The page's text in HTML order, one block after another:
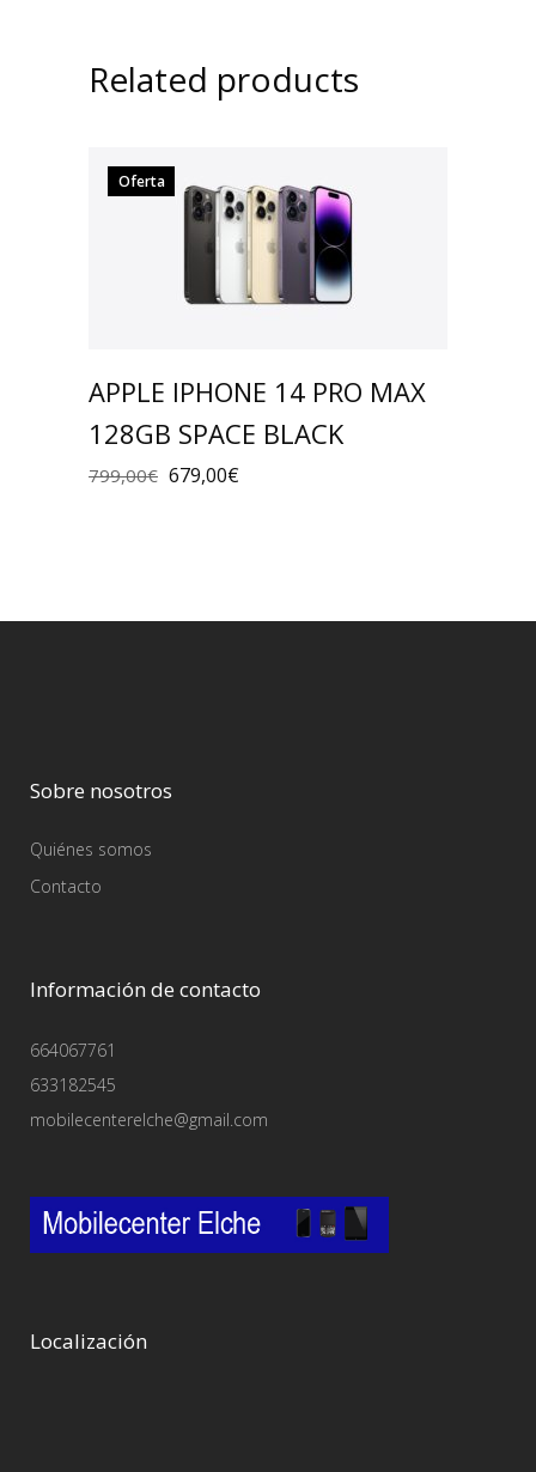
Related products
Oferta
APPLE IPHONE 14 PRO MAX
128GB SPACE BLACK
799,00€ 679,00€
Sobre nosotros
Quiénes somos
Contacto
Información de contacto
664067761
633182545
mobilecenterelche@gmail.com
Localización